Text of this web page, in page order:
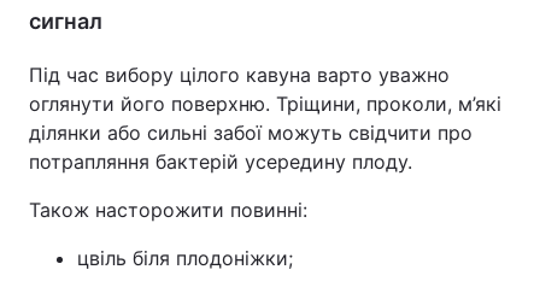
сигнал
Під час вибору цілого кавуна варто уважно
оглянути його поверхню. Тріщини, проколи, м’які
ділянки або сильні забої можуть свідчити про
потрапляння бактерій усередину плоду.
Також насторожити повинні:
цвіль біля плодоніжки;